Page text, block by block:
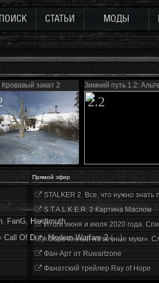
ПОИСК СТАТЬИ МОДЫ
Кровавый закат 2 Зимний путь 1.2:
2.2
Прямой эфир
STALKER 2. Все, что нужно знать
S.T.A.L.K.E.R. 2 Картина Маслом
Итоги июня и июля 2020 года.
«Обречённый на вечные муки».
Фан-Арт от Ruwartzone
Фанатский трейлер Ray of Hope
, FanG, Hardtmuth
Call Of Duty Modern Warfare 2 (...)